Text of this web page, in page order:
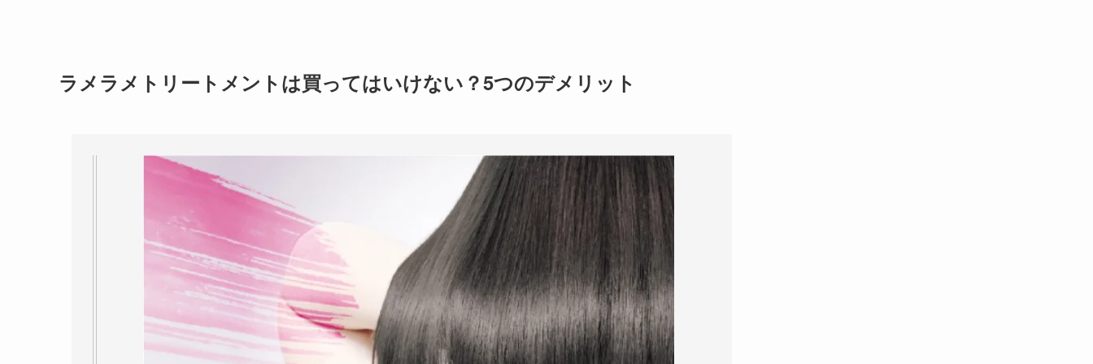
ラメラメトリートメントは買ってはいけない？5つのデメリット